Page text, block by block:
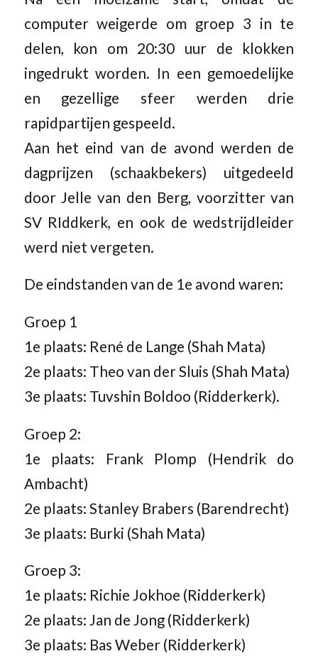
computer weigerde om groep 3 in te
delen, kon om 20:30 uur de klokken
ingedrukt worden. In een gemoedelijke
en gezellige sfeer werden drie
rapidpartijen gespeeld.
Aan het eind van de avond werden de
dagprijzen (schaakbekers) uitgedeeld
door Jelle van den Berg, voorzitter van
SV RIddkerk, en ook de wedstrijdleider
werd niet vergeten.
De eindstanden van de 1e avond waren:
Groep 1
1e plaats: René de Lange (Shah Mata)
2e plaats: Theo van der Sluis (Shah Mata)
3e plaats: Tuvshin Boldoo (Ridderkerk).
Groep 2:
1e plaats: Frank Plomp (Hendrik do
Ambacht)
2e plaats: Stanley Brabers (Barendrecht)
3e plaats: Burki (Shah Mata)
Groep 3:
1e plaats: Richie Jokhoe (Ridderkerk)
2e plaats: Jan de Jong (Ridderkerk)
3e plaats: Bas Weber (Ridderkerk)